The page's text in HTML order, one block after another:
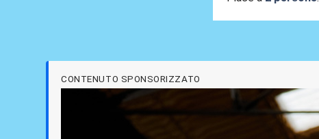
CONTENUTO SPONSORIZZATO